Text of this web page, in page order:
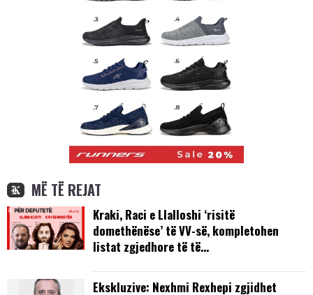
MË TË REJAT
Kraki, Raci e Llalloshi ‘risitë
domethënëse’ të VV-së, kompletohen
listat zgjedhore të të…
Ekskluzive: Nexhmi Rexhepi zgjidhet